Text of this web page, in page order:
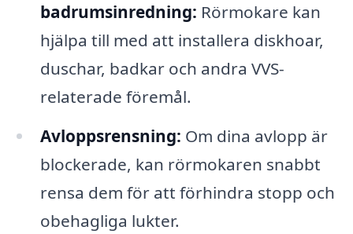
badrumsinredning: Rörmokare kan
hjälpa till med att installera diskhoar,
duschar, badkar och andra VVS-
relaterade föremål.
Avloppsrensning: Om dina avlopp är
blockerade, kan rörmokaren snabbt
rensa dem för att förhindra stopp och
obehagliga lukter.